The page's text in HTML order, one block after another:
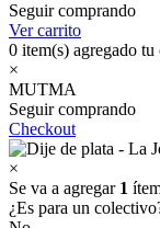
Seguir comprando
Ver carrito
0 item(s) agregado tu
×
MUTMA
Seguir comprando
Checkout
×
Se va a agregar 1
¿Es para un